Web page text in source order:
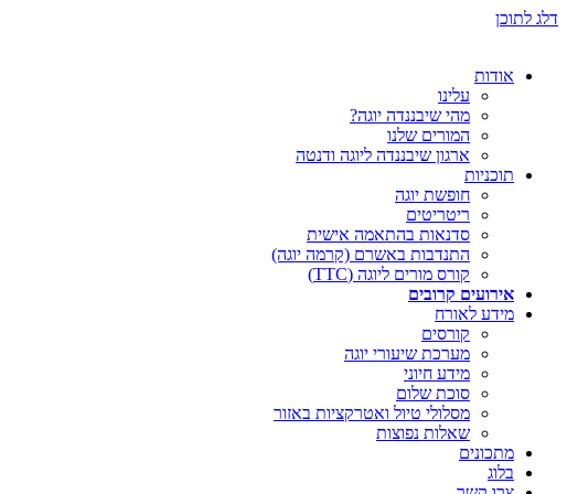
דלג לתוכן
אודות
עלינו
מהי שיבננדה יוגה?
המורים שלנו
ארגון שיבננדה ליוגה ודנטה
תוכניות
חופשת יוגה
ריטריטים
סדנאות בהתאמה אישית
התנדבות באשרם (קרמה יוגה)
קורס מורים ליוגה (TTC)
אירועים קרובים
מידע לאורח
קורסים
מערכת שיעורי יוגה
מידע חיוני
סוכת שלום
מסלולי טיול ואטרקציות באזור
שאלות נפוצות
מתכונים
בלוג